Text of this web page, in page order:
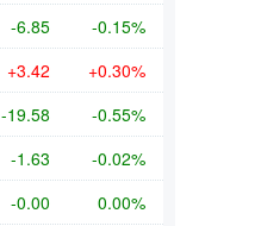
-6.85 -0.15%
+3.42 +0.30%
-19.58 -0.55%
-1.63 -0.02%
-0.00 0.00%